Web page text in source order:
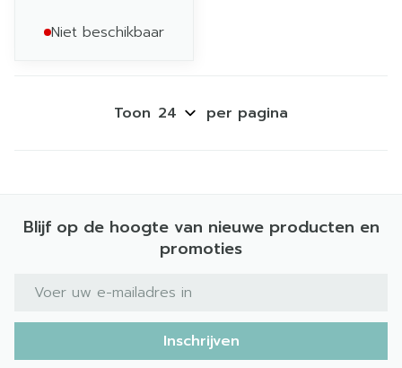
Niet beschikbaar
Toon per pagina
Blijf op de hoogte van nieuwe producten en
promoties
E-mail adres
Inschrijven